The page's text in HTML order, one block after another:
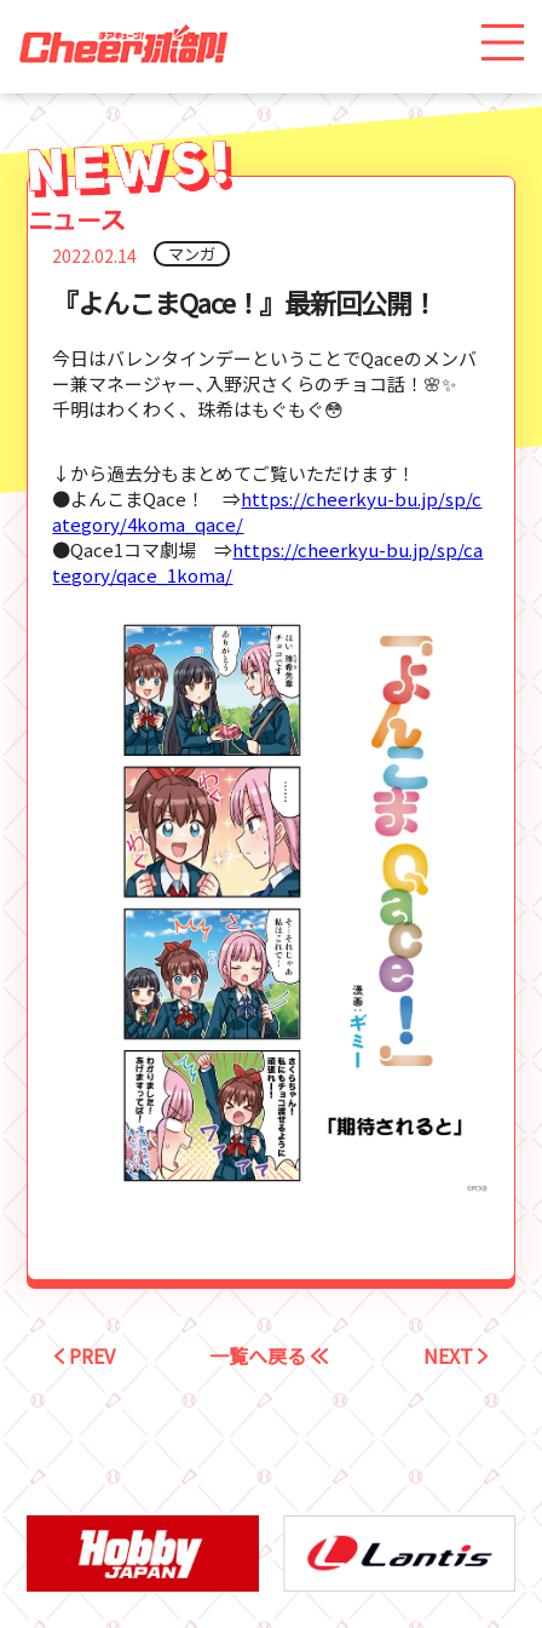
2022.02.14 マンガ
『よんこまQace！』最新回公開！
今日はバレンタインデーということでQaceのメンバ
ー兼マネージャー､入野沢さくらのチョコ話！🌸✨
千明はわくわく、珠希はもぐもぐ😳
↓から過去分もまとめてご覧いただけます！
●よんこまQace！ ⇒https://cheerkyu-bu.jp/sp/c
ategory/4koma_qace/
●Qace1コマ劇場 ⇒https://cheerkyu-bu.jp/sp/ca
tegory/qace_1koma/
PREV 一覧へ戻る NEXT